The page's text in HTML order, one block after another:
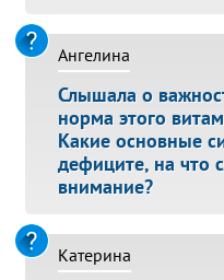
Ангелина
Слышала о
норма этого
Какие основные
дефиците, на что
внимание?
Катерина